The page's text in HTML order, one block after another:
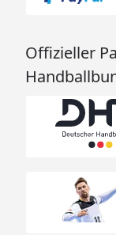
Offizieller